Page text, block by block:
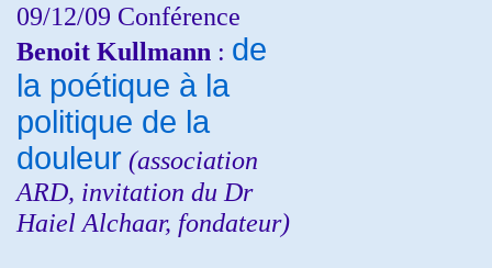
09/12/09 Conférence
Benoit Kullmann : de
la poétique à la
politique de la
douleur (association
ARD, invitation du Dr
Haiel Alchaar, fondateur)